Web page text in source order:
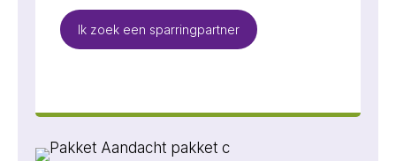
Ik zoek een sparringpartner